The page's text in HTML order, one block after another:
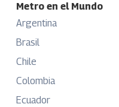
Metro en el Mundo
Argentina
Brasil
Chile
Colombia
Ecuador